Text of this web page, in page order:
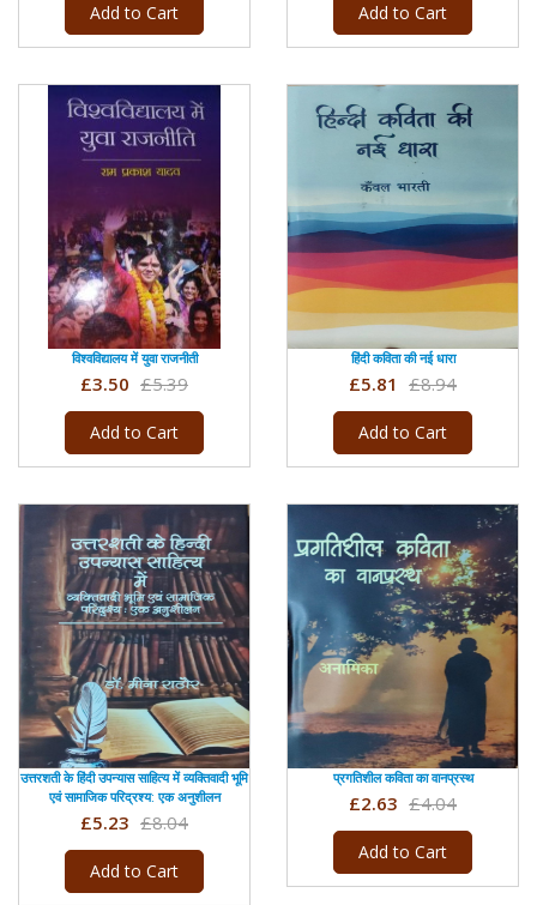
Add to Cart Add to Cart
विश्वविद्यालय में युवा राजनीती
£3.50 £5.39
Add to Cart
हिंदी कविता की नई धारा
£5.81 £8.94
Add to Cart
उत्तरशती के हिंदी उपन्यास साहित्य में व्यक्तिवादी भूमि
एवं सामाजिक परिद्रश्य: एक अनुशीलन
£5.23 £8.04
Add to Cart
प्रगतिशील कविता का वानप्रस्थ
£2.63 £4.04
Add to Cart